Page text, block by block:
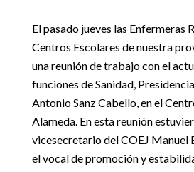
El pasado jueves las Enfermeras
Centros Escolares de nuestra
una reunión de trabajo con el
funciones de Sanidad,
Antonio Sanz Cabello, en el
Alameda. En esta reunión
vicesecretario del COEJ Manuel
el vocal de promoción y